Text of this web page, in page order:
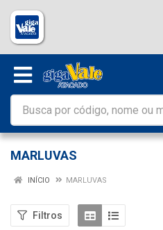
MARLUVAS
INÍCIO MARLUVAS
Filtros